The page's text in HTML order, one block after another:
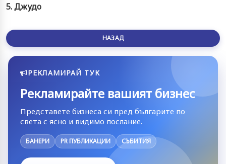
5. Джудо
НАЗАД
РЕКЛАМИРАЙ ТУК
Рекламирайте вашият бизнес
Представете бизнеса си пред българите по
света с ясно и видимо послание.
БАНЕРИ PR ПУБЛИКАЦИИ СЪБИТИЯ